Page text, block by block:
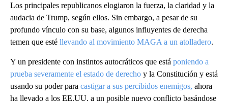
Los principales republicanos elogiaron la fuerza, la claridad y la
audacia de Trump, según ellos. Sin embargo, a pesar de su
profundo vínculo con su base, algunos influyentes de derecha
temen que esté llevando al movimiento MAGA a un atolladero.
Y un presidente con instintos autocráticos que está poniendo a
prueba severamente el estado de derecho y la Constitución y está
usando su poder para castigar a sus percibidos enemigos, ahora
ha llevado a los EE.UU. a un posible nuevo conflicto basándose